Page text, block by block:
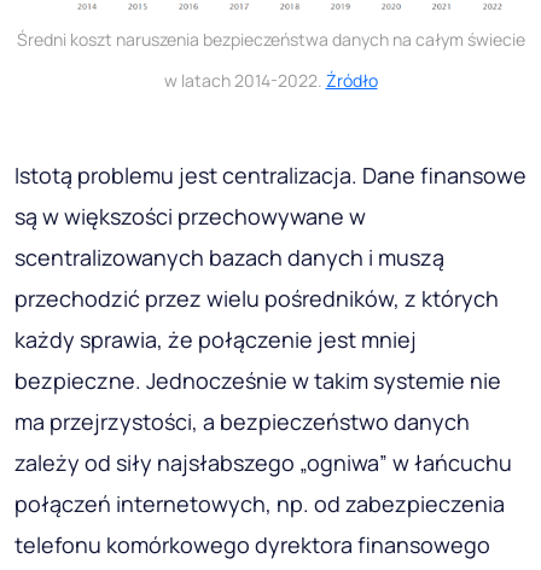
Średni koszt naruszenia bezpieczeństwa danych na całym świecie
w latach 2014-2022. Źródło
Istotą problemu jest centralizacja. Dane finansowe
są w większości przechowywane w
scentralizowanych bazach danych i muszą
przechodzić przez wielu pośredników, z których
każdy sprawia, że połączenie jest mniej
bezpieczne. Jednocześnie w takim systemie nie
ma przejrzystości, a bezpieczeństwo danych
zależy od siły najsłabszego „ogniwa” w łańcuchu
połączeń internetowych, np. od zabezpieczenia
telefonu komórkowego dyrektora finansowego